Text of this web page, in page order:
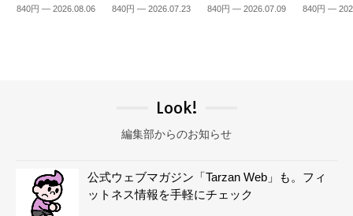
840円 — 2026.08.06 840円 — 2026.07.23 840円 — 2026.07.09 840円 —
Look!
編集部からのお知らせ
公式ウェブマガジン「Tarzan Web」も。フィ
ットネス情報を手軽にチェック